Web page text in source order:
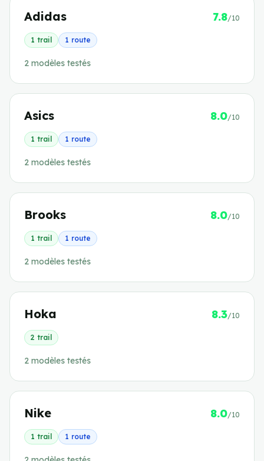
Adidas 7.8/10
1 trail 1 route
2 modèles testés
Asics 8.0/10
1 trail 1 route
2 modèles testés
Brooks 8.0/10
1 trail 1 route
2 modèles testés
Hoka 8.3/10
2 trail
2 modèles testés
Nike 8.0/10
1 trail 1 route